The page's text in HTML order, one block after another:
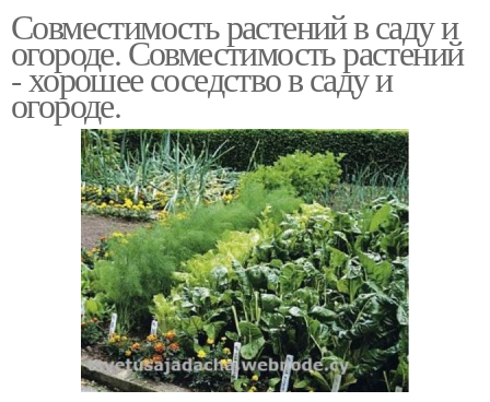
Совместимость растений в саду и
огороде. Совместимость растений
- хорошее соседство в саду и
огороде.